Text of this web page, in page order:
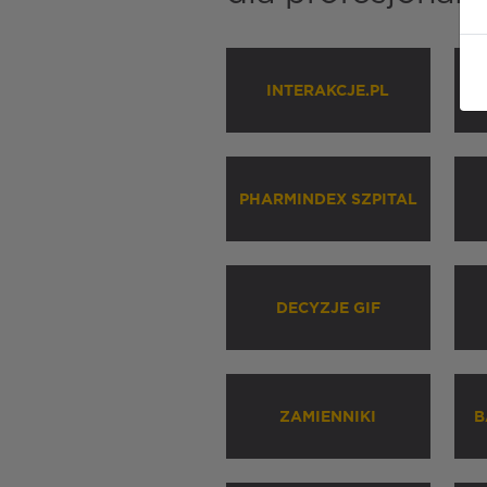
INTERAKCJE.PL
PHARMINDEX SZPITAL
DECYZJE GIF
ZAMIENNIKI